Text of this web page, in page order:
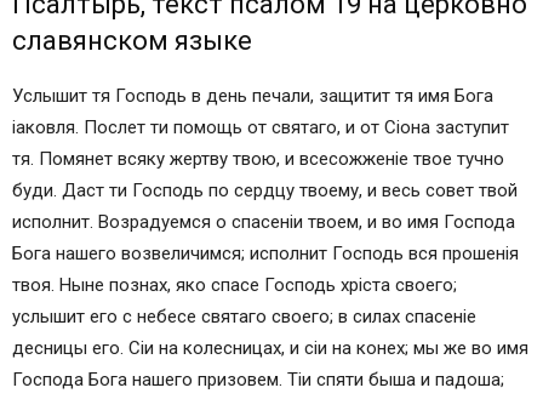
славянском языке
Услышит тя Господь в день печали, защитит тя имя Бога
iаковля. Послет ти помощь от святаго, и от Сiона заступит
тя. Помянет всяку жертву твою, и всесожженiе твое тучно
буди. Даст ти Господь по сердцу твоему, и весь совет твой
исполнит. Возрадуемся о спасенiи твоем, и во имя Господа
Бога нашего возвеличимся; исполнит Господь вся прошeнiя
твоя. Ныне познах, яко спасе Господь хрiста своего;
услышит eго с небесе святаго своего; в силах спасенiе
десницы eго. Сiи на колесницах, и сiи на конех; мы же во имя
Господа Бога нашего призовем. Тiи спяти быша и падоша;